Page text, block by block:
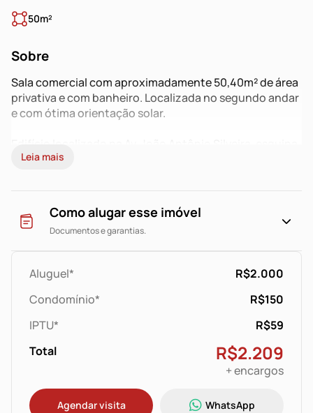
50m²
Sobre
Sala comercial com aproximadamente 50,40m² de área
privativa e com banheiro. Localizada no segundo andar
e com ótima orientação solar.
com a Rua Almada, próximo ao Super Kan, farmácia e ao
Agende sua visita!
*O valor anunciado é válido para pagamento na data de
Leia mais
Como alugar esse imóvel
Documentos e garantias.
Aluguel*
R$2.000
Condomínio*
R$150
IPTU*
R$59
Total
R$2.209
+ encargos
Agendar visita WhatsApp